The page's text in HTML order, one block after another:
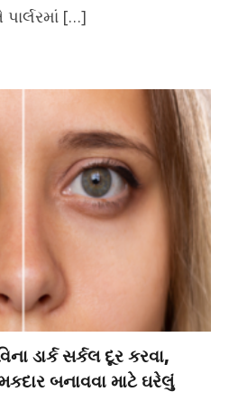
[…]
ડાર્ક સર્કલ દૂર કરવા,
બનાવવા માટે ઘરેલું